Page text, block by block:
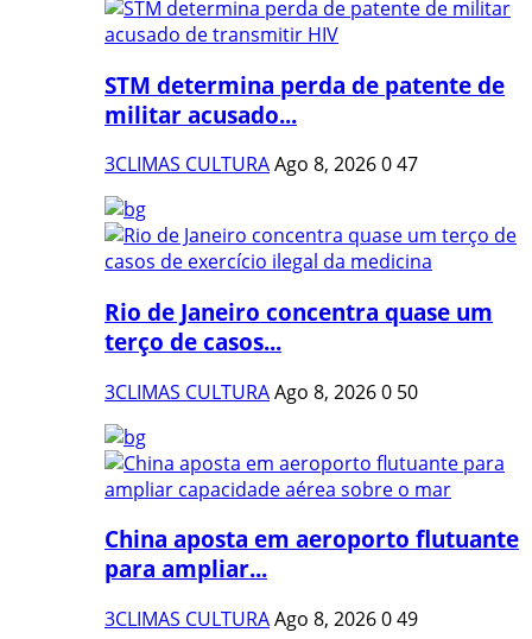
STM determina perda de patente de
militar acusado...
3CLIMAS CULTURAAgo 8, 2026047
Rio de Janeiro concentra quase um
terço de casos...
3CLIMAS CULTURAAgo 8, 20260 50
China aposta em aeroporto flutuante
para ampliar...
3CLIMAS CULTURAAgo 8, 2026049